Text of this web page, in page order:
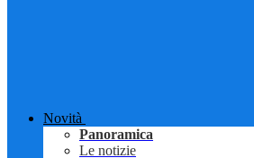
Novità
Panoramica
Le notizie